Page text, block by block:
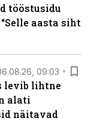
tööstusidu
aasta siht
09:03
levib lihtne
alati
näitavad